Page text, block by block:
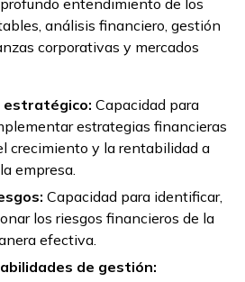
entendimiento de los
análisis financiero, gestión
corporativas y mercados
estratégico: Capacidad para
estrategias financieras
crecimiento y la rentabilidad a
empresa.
Capacidad para identificar,
los riesgos financieros de la
efectiva.
de gestión: